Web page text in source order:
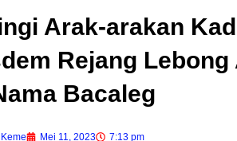
Arak-arakan
Rejang Lebong
Bacaleg
Mei 11, 2023 7:13 pm